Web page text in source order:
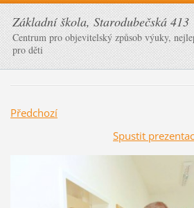
Základní škola, Starodubečská 413
Centrum pro objevitelský způsob výuky,
pro děti
Předchozí
Spustit